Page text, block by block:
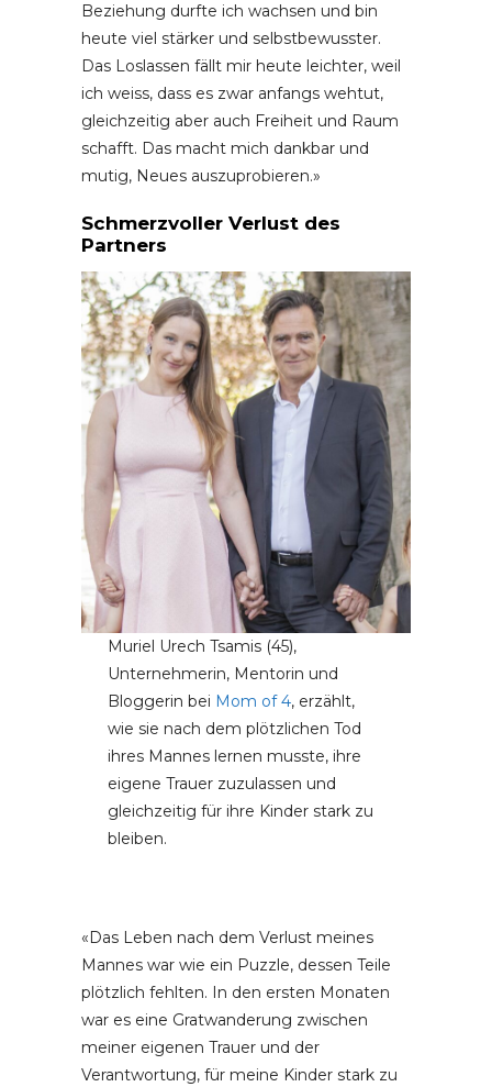
Beziehung durfte ich wachsen und bin
heute viel stärker und selbstbewusster.
Das Loslassen fällt mir heute leichter, weil
ich weiss, dass es zwar anfangs wehtut,
gleichzeitig aber auch Freiheit und Raum
schafft. Das macht mich dankbar und
mutig, Neues auszuprobieren.»
Schmerzvoller Verlust des
Partners
Muriel Urech Tsamis (45),
Unternehmerin, Mentorin und
Bloggerin bei Mom of 4, erzählt,
wie sie nach dem plötzlichen Tod
ihres Mannes lernen musste, ihre
eigene Trauer zuzulassen und
gleichzeitig für ihre Kinder stark zu
bleiben.
«Das Leben nach dem Verlust meines
Mannes war wie ein Puzzle, dessen Teile
plötzlich fehlten. In den ersten Monaten
war es eine Gratwanderung zwischen
meiner eigenen Trauer und der
Verantwortung, für meine Kinder stark zu